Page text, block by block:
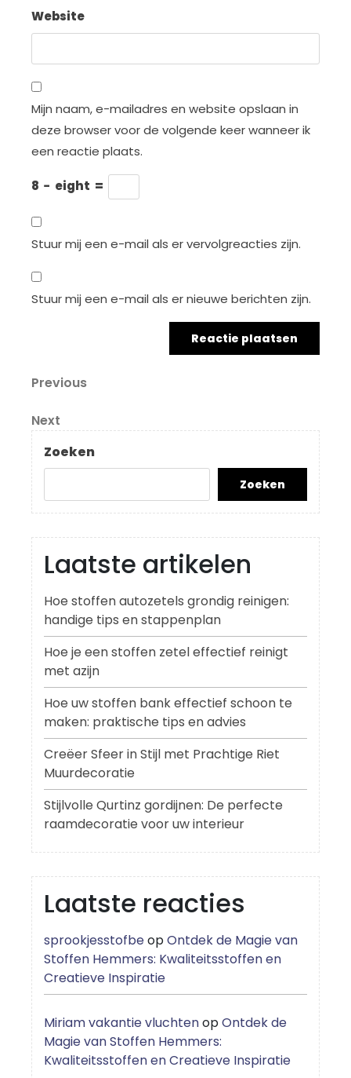
Website
Mijn naam, e-mailadres en website opslaan in
deze browser voor de volgende keer wanneer ik
een reactie plaats.
8 − eight =
Stuur mij een e-mail als er vervolgreacties zijn.
Stuur mij een e-mail als er nieuwe berichten zijn.
Berichtnavigatie
Previous
Previous
Next
Post
Next
Zoeken
Zoeken
Laatste artikelen
Hoe stoffen autozetels grondig reinigen:
handige tips en stappenplan
Hoe je een stoffen zetel effectief reinigt
met azijn
Hoe uw stoffen bank effectief schoon te
maken: praktische tips en advies
Creëer Sfeer in Stijl met Prachtige Riet
Muurdecoratie
Stijlvolle Qurtinz gordijnen: De perfecte
raamdecoratie voor uw interieur
Laatste reacties
sprookjesstofbeopOntdek de Magie van
Stoffen Hemmers: Kwaliteitsstoffen en
Creatieve Inspiratie
Miriam vakantie vluchtenopOntdek de
Magie van Stoffen Hemmers:
Kwaliteitsstoffen en Creatieve Inspiratie